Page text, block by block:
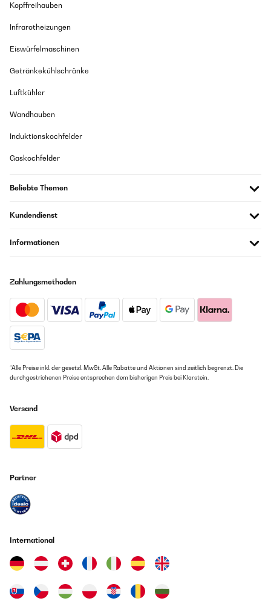
Amazon Benutzer – Bewertung durch Chal-Tec GmbH nicht
eigenständig überprüft
Als Geschenk gekauft Kam gut an Lustiges Spiel
Amazon Benutzer – Bewertung durch Chal-Tec GmbH nicht
Hab dieses Spiel für einen lustigen Spieleabend mit Freunden bestellt.
kann das Spiel mehr oder weniger beeinflusst werden. Hier sind den
Amazon Benutzer – Bewertung durch Chal-Tec GmbH nicht
eigenständig überprüft
Kartenspiel für Trinkspiel, Karten wiederholen sich, dadurch wird es
schnell langweilig, manche Karten sind eher unverständlich.Cover des
waren aber unkompliziert und sehr gut.
Amazon Benutzer – Bewertung durch Chal-Tec GmbH nicht
eigenständig überprüft
Das Spiel hat uns den Silvesterabend gerettet. Es war richtig lustig und
die Zeit ist schnell vergangen. Kann das Spiel gerne weiterempfehlen.
Das Spiel sorgt für Auflockerung in der Runde und Gespräche. Mir
persönlich waren die ,,trinke wenn....,, zu einfach gestaltet ,hätte es
Kopffreihauben
Infrarotheizungen
Eiswürfelmaschinen
Getränkekühlschränke
Luftkühler
Wandhauben
Induktionskochfelder
Gaskochfelder
Beliebte Themen
Kundendienst
Informationen
Zahlungsmethoden
*Alle Preise inkl. der gesetzl. MwSt. Alle Rabatte und Aktionen sind zeitlich begrenzt. Die
durchgestrichenen Preise entsprechen dem bisherigen Preis bei Klarstein.
Versand
Partner
International